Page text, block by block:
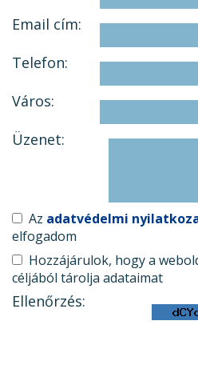
Email cím:
Telefon:
Város:
Üzenet:
Az adatvédelmi
elfogadom
Hozzájárulok, hogy a
céljából tárolja adataimat
Ellenőrzés: